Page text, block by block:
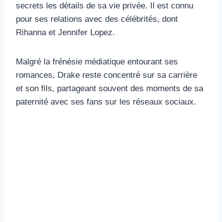
secrets les détails de sa vie privée. Il est connu
pour ses relations avec des célébrités, dont
Rihanna et Jennifer Lopez.
Malgré la frénésie médiatique entourant ses
romances, Drake reste concentré sur sa carrière
et son fils, partageant souvent des moments de sa
paternité avec ses fans sur les réseaux sociaux.